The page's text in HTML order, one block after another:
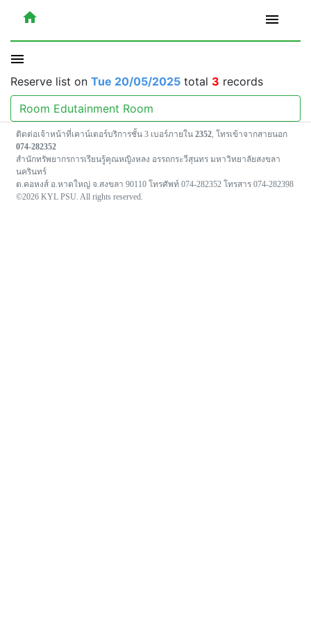
home menu
menu
Reserve list on Tue 20/05/2025 total 3 records
Room Edutainment Room
ติดต่อเจ้าหน้าที่เคาน์เตอร์บริการชั้น 3 เบอร์ภายใน 2352, โทรเข้าจากสายนอก
074-282352
สำนักทรัพยากรการเรียนรู้คุณหญิงหลง อรรถกระวีสุนทร มหาวิทยาลัยสงขลา
นครินทร์
ต.คอหงส์ อ.หาดใหญ่ จ.สงขลา 90110 โทรศัพท์ 074-282352 โทรสาร 074-282398
©2026 KYL PSU. All rights reserved.